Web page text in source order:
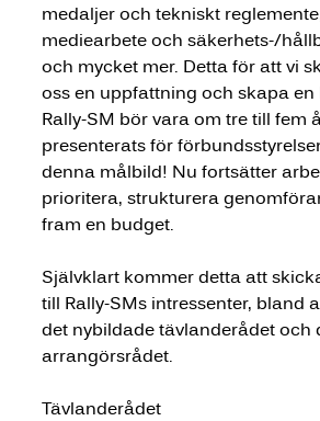
medaljer och tekniskt
mediearbete och säkerhets-/
och mycket mer. Detta för att vi
oss en uppfattning och skapa en
Rally-SM bör vara om tre till fem
presenterats för
denna målbild! Nu fortsätter
prioritera, strukturera
fram en budget.
Självklart kommer detta att
till Rally-SMs intressenter, bland
det nybildade tävlanderådet och
arrangörsrådet.
Tävlanderådet